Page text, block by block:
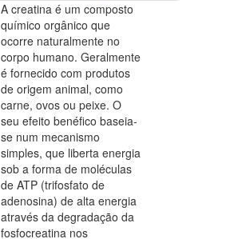
A creatina é um composto
químico orgânico que
ocorre naturalmente no
corpo humano. Geralmente
é fornecido com produtos
de origem animal, como
carne, ovos ou peixe. O
seu efeito benéfico baseia-
se num mecanismo
simples, que liberta energia
sob a forma de moléculas
de ATP (trifosfato de
adenosina) de alta energia
através da degradação da
fosfocreatina nos